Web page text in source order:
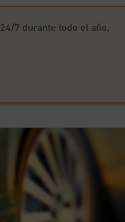
7 durante todo el año,